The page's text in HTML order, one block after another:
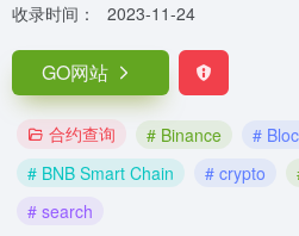
收录时间：
2023-11-24
GO网站
合约查询 # Binance
#
# BNB Smart Chain
# crypto
# search